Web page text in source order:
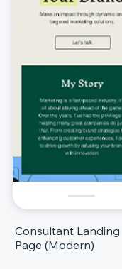
Consultant Landing
Page (Modern)